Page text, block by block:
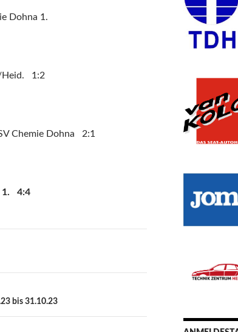
Dohna 1.
Heid. 1:2
Chemie Dohna 2:1
1. 4:4
bis 31.10.23